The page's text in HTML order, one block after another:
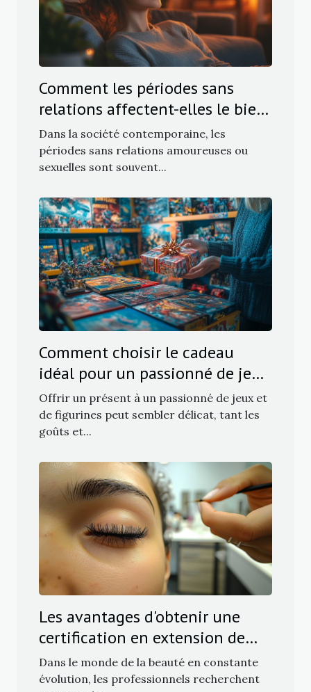
Comment les périodes sans
relations affectent-elles le bien-
être féminin ?
Dans la société contemporaine, les
périodes sans relations amoureuses ou
sexuelles sont souvent...
Comment choisir le cadeau
idéal pour un passionné de jeux
et figurines ?
Offrir un présent à un passionné de jeux et
de figurines peut sembler délicat, tant les
goûts et...
Les avantages d'obtenir une
certification en extension de
cils pour les professionnels
Dans le monde de la beauté en constante
évolution, les professionnels recherchent